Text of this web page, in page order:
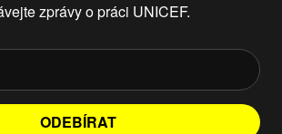
zprávy o práci UNICEF.
ODEBÍRAT